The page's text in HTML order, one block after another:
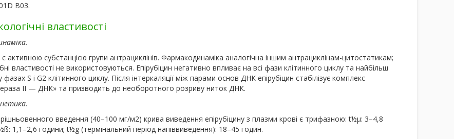
B03.
властивості
є активною субстанцією групи антрациклінів. Фармакодинаміка аналогічна іншим антрациклінам-цитостатикам;
властивості не використовуються. Епірубіцин негативно впливає на всі фази клітинного циклу та найбільш
фазах S і G2 клітинного циклу. Після інтеркаляції між парами основ ДНК епірубіцин стабілізує комплекс
II — ДНК» та призводить до необоротного розриву ниток ДНК.
введення (40–100 мг/м2) крива виведення епірубіцину з плазми крові є трифазною: t½µ: 3–4,8
1,1–2,6 години; t½g (термінальний період напіввиведення): 18–45 годин.